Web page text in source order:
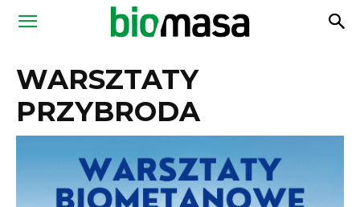
Magazyn
WARSZTATY
PRZYBRODA